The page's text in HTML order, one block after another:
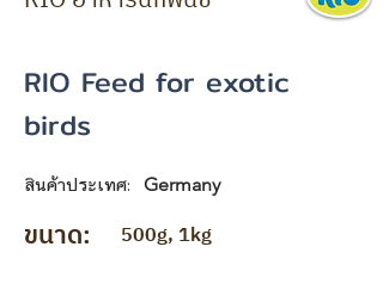
RIO Feed for exotic
birds
สินค้าประเทศ: Germany
ขนาด: 500g, 1kg